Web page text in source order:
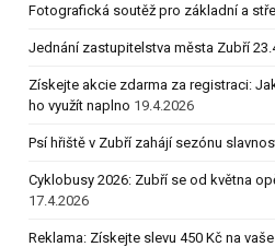
Fotografická soutěž pro základní a
Jednání zastupitelstva města Zubří
Získejte akcie zdarma za registraci:
ho využít naplno 19.4.2026
Psí hřiště v Zubří zahájí sezónu
Cyklobusy 2026: Zubří se od května
17.4.2026
Reklama: Získejte slevu 450 Kč na